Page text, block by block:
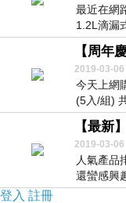
最近在網
1.2L滴漏
2019-03-06
今天上網
(5入/組)
2019-03-06
人氣產品
還蠻感興
登入 註冊